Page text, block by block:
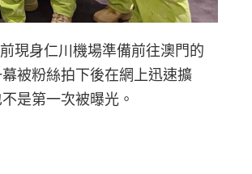
現身仁川機場準備前往澳門的
被粉絲拍下後在網上迅速擴
是第一次被曝光。